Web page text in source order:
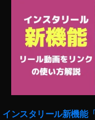
インスタリール新機能